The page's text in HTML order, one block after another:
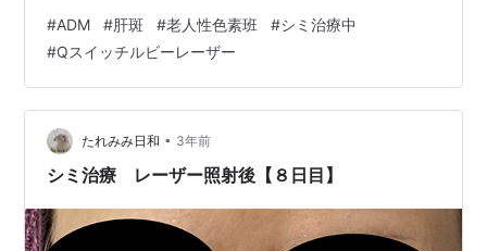
んとモフモフな日々 シミ治療 レーザー照射後【４日目】
- うさぎさんとモフモフな日々 シミ治療 レーザー照射後
【５日目】 - うさぎさんとモフモフな日々 シミ治療 レー
ザー照射後【６日目】 - うさぎさんとモフモフな日々 シ
ミ治療 レーザー照射後【７日目】 -…
#ADM #肝斑 #老人性色素班 #シミ治療中
#Qスイッチルビーレーザー
たれみみ日和 • 3年前
シミ治療 レーザー照射後【８日目】